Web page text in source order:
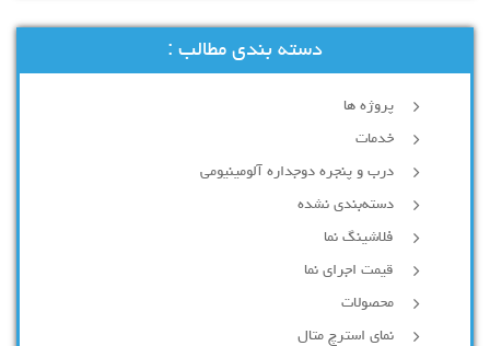
دسته بندی مطالب :
پروژه ها
خدمات
درب و پنجره دوجداره آلومینیومی
دسته‌بندی نشده
فلاشینگ نما
قیمت اجرای نما
محصولات
نمای استرچ متال